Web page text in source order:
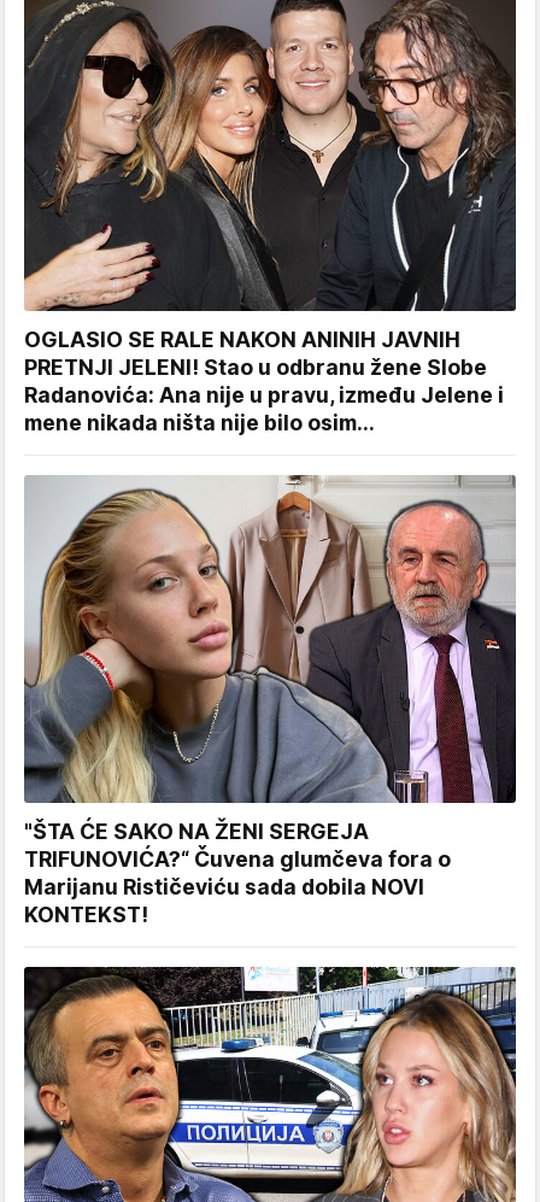
OGLASIO SE RALE NAKON ANINIH JAVNIH
PRETNJI JELENI! Stao u odbranu žene Slobe
Radanovića: Ana nije u pravu, između Jelene i
mene nikada ništa nije bilo osim...
"ŠTA ĆE SAKO NA ŽENI SERGEJA
TRIFUNOVIĆA?“ Čuvena glumčeva fora o
Marijanu Rističeviću sada dobila NOVI
KONTEKST!